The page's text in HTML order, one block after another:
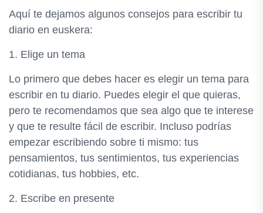
Aquí te dejamos algunos consejos para escribir tu
diario en euskera:
1. Elige un tema
Lo primero que debes hacer es elegir un tema para
escribir en tu diario. Puedes elegir el que quieras,
pero te recomendamos que sea algo que te interese
y que te resulte fácil de escribir. Incluso podrías
empezar escribiendo sobre ti mismo: tus
pensamientos, tus sentimientos, tus experiencias
cotidianas, tus hobbies, etc.
2. Escribe en presente